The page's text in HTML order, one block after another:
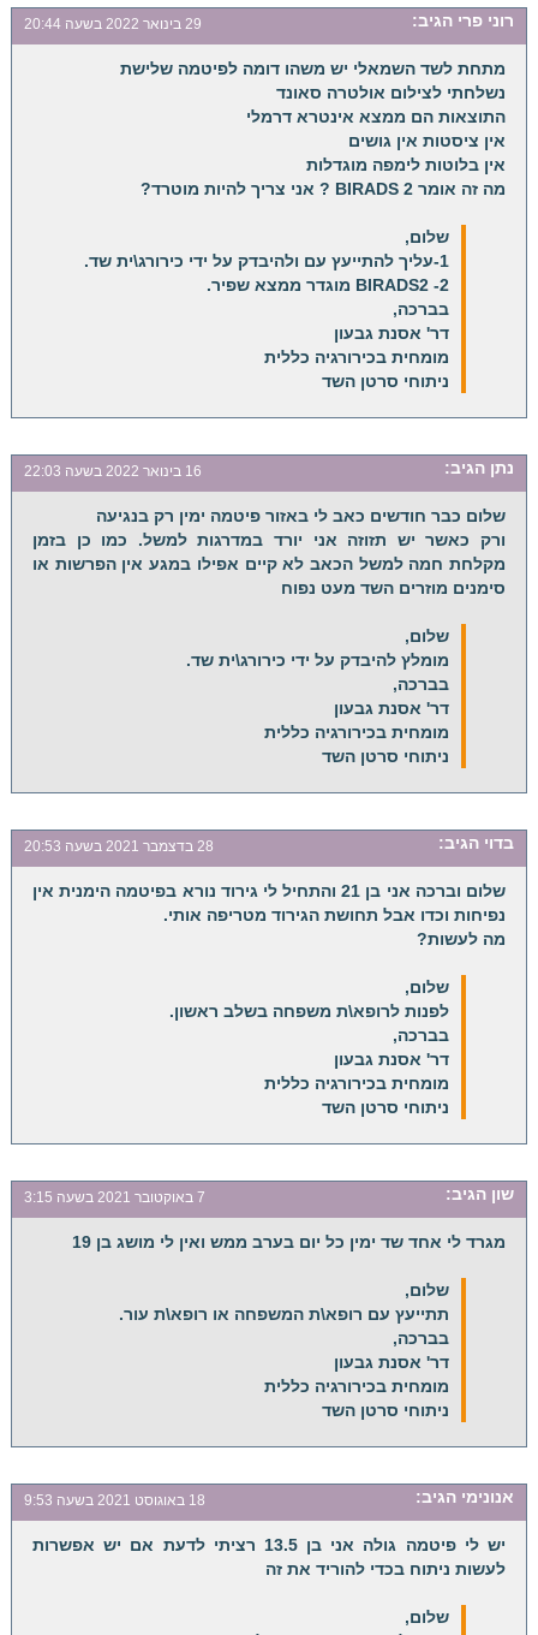
רוני פרי הגיב: 29 בינואר 2022 בשעה 20:44
מתחת לשד השמאלי יש משהו דומה לפיטמה שלישת
נשלחתי לצילום אולטרה סאונד
התוצאות הם ממצא אינטרא דרמלי
אין ציסטות אין גושים
אין בלוטות לימפה מוגדלות
מה זה אומר BIRADS 2 ? אני צריך להיות מוטרד?
שלום,
1-עליך להתייעץ עם ולהיבדק על ידי כירורג\ית שד.
2- BIRADS2 מוגדר ממצא שפיר.
בברכה,
דר' אסנת גבעון
מומחית בכירורגיה כללית
ניתוחי סרטן השד
נתן הגיב: 16 בינואר 2022 בשעה 22:03
שלום כבר חודשים כאב לי באזור פיטמה ימין רק בנגיעה
ורק כאשר יש תזוזה אני יורד במדרגות למשל. כמו כן בזמן
מקלחת חמה למשל הכאב לא קיים אפילו במגע אין הפרשות או
סימנים מוזרים השד מעט נפוח
שלום,
מומלץ להיבדק על ידי כירורג\ית שד.
בברכה,
דר' אסנת גבעון
מומחית בכירורגיה כללית
ניתוחי סרטן השד
בדוי הגיב: 28 בדצמבר 2021 בשעה 20:53
שלום וברכה אני בן 21 והתחיל לי גירוד נורא בפיטמה הימנית אין
נפיחות וכדו אבל תחושת הגירוד מטריפה אותי.
מה לעשות?
שלום,
לפנות לרופא\ת משפחה בשלב ראשון.
בברכה,
דר' אסנת גבעון
מומחית בכירורגיה כללית
ניתוחי סרטן השד
שון הגיב: 7 באוקטובר 2021 בשעה 3:15
מגרד לי אחד שד ימין כל יום בערב ממש ואין לי מושג בן 19
שלום,
תתייעץ עם רופא\ת המשפחה או רופא\ת עור.
בברכה,
דר' אסנת גבעון
מומחית בכירורגיה כללית
ניתוחי סרטן השד
אנונימי הגיב: 18 באוגוסט 2021 בשעה 9:53
יש לי פיטמה גולה אני בן 13.5 רציתי לדעת אם יש אפשרות
לעשות ניתוח בכדי להוריד את זה
שלום,